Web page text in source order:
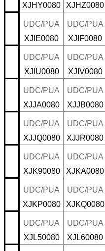
XJHY0080
XJHZ0080
UDC/PUA
XJIE0080
UDC/PUA
XJIF0080
UDC/PUA
XJIU0080
UDC/PUA
XJIV0080
UDC/PUA
XJJA0080
UDC/PUA
XJJB0080
UDC/PUA
XJJQ0080
UDC/PUA
XJJR0080
UDC/PUA
XJK90080
UDC/PUA
XJKA0080
UDC/PUA
XJKP0080
UDC/PUA
XJKQ0080
UDC/PUA
XJL50080
UDC/PUA
XJL60080